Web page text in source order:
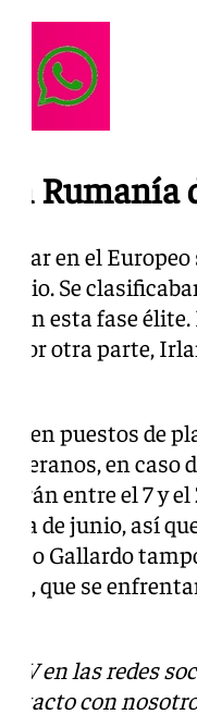
en
en el
junio. Se
en esta fase
Por otra parte,
en puestos de
en caso
entre el 7 y
de junio, así
Gallardo
que se
en las redes
con